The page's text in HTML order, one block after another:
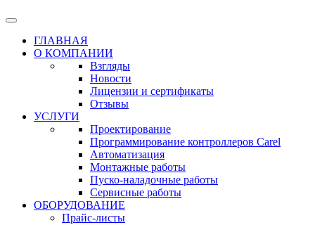
ГЛАВНАЯ
О КОМПАНИИ
Взгляды
Новости
Лицензии и сертификаты
Отзывы
УСЛУГИ
Проектирование
Программирование контроллеров Carel
Автоматизация
Монтажные работы
Пуско-наладочные работы
Сервисные работы
ОБОРУДОВАНИЕ
Прайс-листы